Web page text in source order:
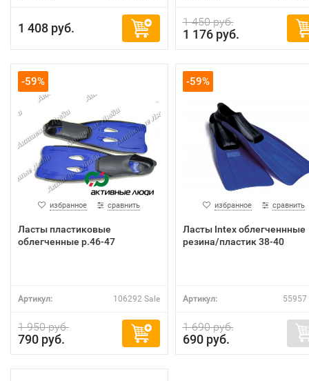
1 408 руб. 1 450 руб.
1 176 руб.
-59%
избранное сравнить
Ласты пластиковые
облегченные р.46-47
Артикул: 106292 Sale
1 950 руб.
790 руб.
-59%
избранное сравнить
Ласты Intex облегченнные
резина/пластик 38-40
Артикул: 55957
1 690 руб.
690 руб.